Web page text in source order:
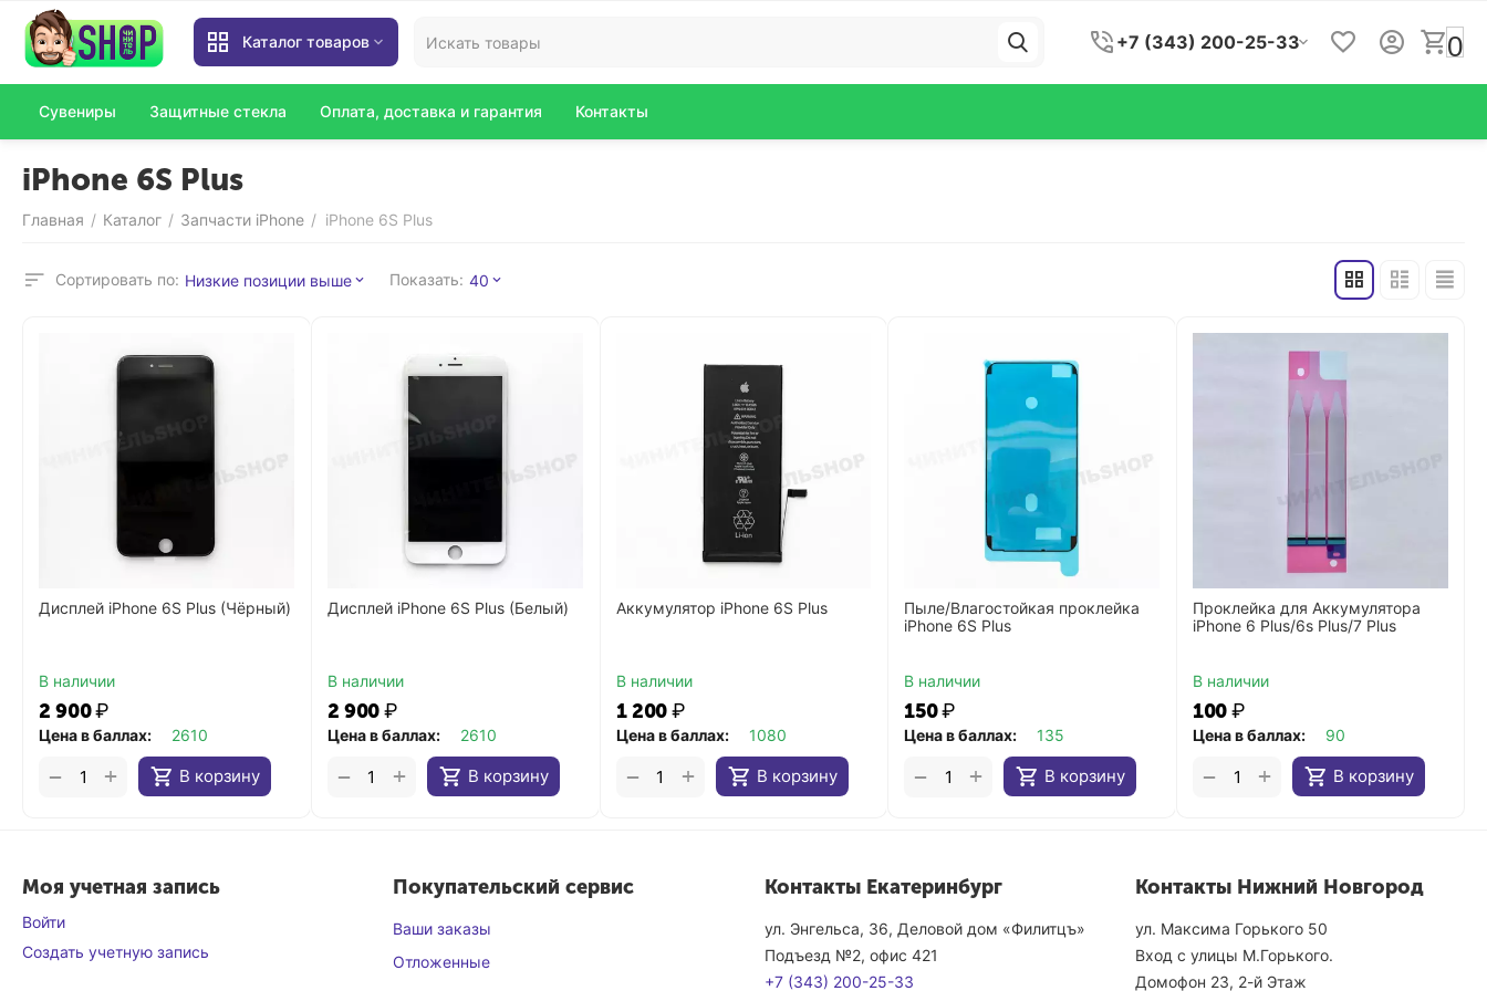
Каталог товаров +7 (343) 200-25-33 0
Сувениры Защитные стекла Оплата, доставка и гарантия Контакты
iPhone 6S Plus
Главная / Каталог / Запчасти iPhone / iPhone 6S Plus
Сортировать по: Низкие позиции выше Показать: 40
Дисплей iPhone 6S Plus (Чёрный)
В наличии
2 900₽
Цена в баллах: 2610
В корзину
+
−
Дисплей iPhone 6S Plus (Белый)
В наличии
2 900₽
Цена в баллах: 2610
В корзину
+
−
Аккумулятор iPhone 6S Plus
В наличии
1 200₽
Цена в баллах: 1080
В корзину
+
−
Пыле/Влагостойкая проклейка
iPhone 6S Plus
В наличии
‍150‍₽
Цена в баллах: 135
В корзину
+
−
Проклейка для Аккумулятора
iPhone 6 Plus/6s Plus/7 Plus
В наличии
‍100‍₽
Цена в баллах: 90
В корзину
+
−
Моя учетная запись
Войти
Создать учетную запись
Покупательский сервис
Ваши заказы
Отложенные
Контакты Екатеринбург
ул. Энгельса, 36, Деловой дом «Филитцъ»
Подъезд №2, офис 421
+7 (343) 200-25-33
Контакты Нижний Новгород
ул. Максима Горького 50
Вход с улицы М.Горького.
Домофон 23, 2-й Этаж